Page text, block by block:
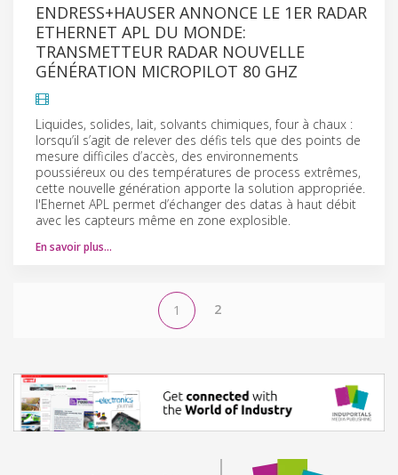
ENDRESS+HAUSER ANNONCE LE 1ER RADAR
ETHERNET APL DU MONDE:
TRANSMETTEUR RADAR NOUVELLE
GÉNÉRATION MICROPILOT 80 GHZ
Liquides, solides, lait, solvants chimiques, four à chaux :
lorsqu’il s’agit de relever des défis tels que des points de
mesure difficiles d’accès, des environnements
poussiéreux ou des températures de process extrêmes,
cette nouvelle génération apporte la solution appropriée.
l'Ehernet APL permet d’échanger des datas à haut débit
avec les capteurs même en zone explosible.
En savoir plus…
1 2